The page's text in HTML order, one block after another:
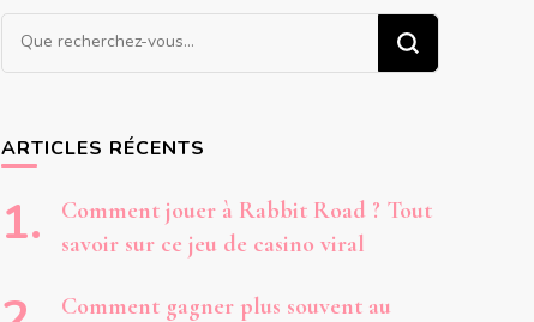
Vous
recherchiez
ARTICLES RÉCENTS
Comment jouer à Rabbit Road ? Tout
savoir sur ce jeu de casino viral
Comment gagner plus souvent au